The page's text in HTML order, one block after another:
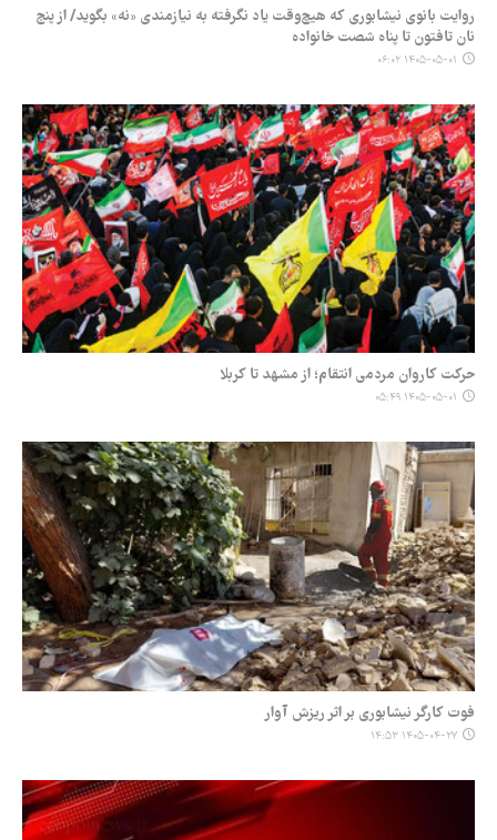
روایت بانوی نیشابوری که هیچ‌وقت یاد نگرفته به نیازمندی «نه» بگوید/ از پنج
نان تافتون تا پناه شصت خانواده
۱۴۰۵-۰۵-۰۱ ۰۶:۰۲
حرکت کاروان مردمی انتقام؛ از مشهد تا کربلا
۱۴۰۵-۰۵-۰۱ ۰۵:۴۹
فوت کارگر نیشابوری بر اثر ریزش آوار
۱۴۰۵-۰۴-۲۷ ۱۴:۵۳